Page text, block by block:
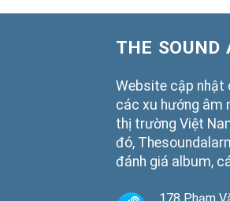
THE SOUND
Website cập nhật
các xu hướng âm
thị trường Việt
đó,
đánh giá album,